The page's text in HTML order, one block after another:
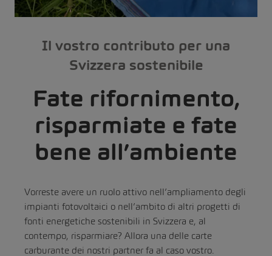
Il vostro contributo per una
Svizzera sostenibile
Fate rifornimento,
risparmiate e fate
bene all’ambiente
Vorreste avere un ruolo attivo nell’ampliamento degli
impianti fotovoltaici o nell’ambito di altri progetti di
fonti energetiche sostenibili in Svizzera e, al
contempo, risparmiare? Allora una delle carte
carburante dei nostri partner fa al caso vostro.